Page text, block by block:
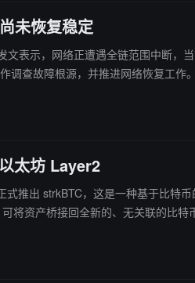
未恢复稳定
范围中断，当前网络可用性时断时续，服务尚
查故障根源，并推进网络恢复工作
太坊 Layer2
推出 strkBTC，这是一种基于比特
将资产桥接回全新的、无关联的比特